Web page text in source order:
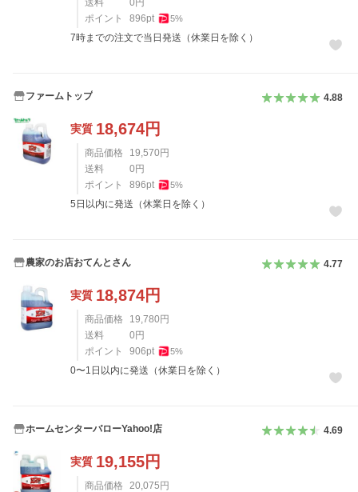
送料 0 円
ポイント
896pt 5%
7時までの注文で当日発送（休業日を除く）
ファームトップ 4.88
実質 18,674円
商品価格 19,570 円
送料
0 円
ポイント
896pt 5%
5日以内に発送（休業日を除く）
農家のお店おてんとさん 4.77
実質 18,874円
商品価格 19,780 円
送料
0 円
ポイント
906pt 5%
0〜1日以内に発送（休業日を除く）
ホームセンターバローYahoo!店 4.69
実質 19,155円
商品価格 20,075 円